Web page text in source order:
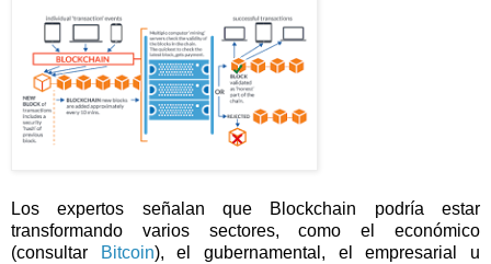
Los expertos señalan que Blockchain podría estar
transformando varios sectores, como el económico
(consultar
Bitcoin), el gubernamental, el empresarial u